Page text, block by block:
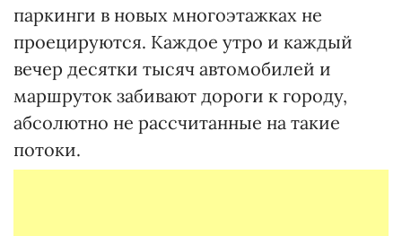
паркинги в новых многоэтажках не
проецируются. Каждое утро и каждый
вечер десятки тысяч автомобилей и
маршруток забивают дороги к городу,
абсолютно не рассчитанные на такие
потоки.